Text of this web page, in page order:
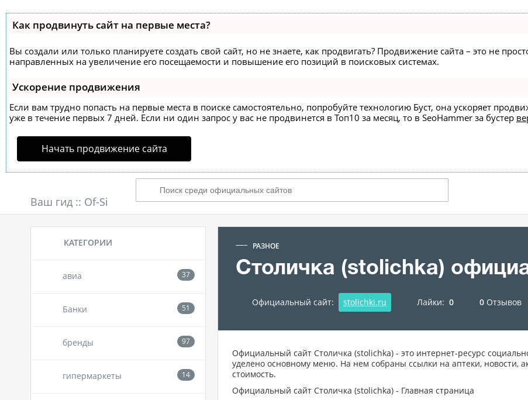
Как продвинуть сайт на первые места?
Вы создали или только планируете создать свой сайт, но не знаете, как продвигать? Продвижение сайта – это не
направленных на увеличение его посещаемости и повышение его позиций в поисковых системах.
Ускорение продвижения
Если вам трудно попасть на первые места в поиске самостоятельно, попробуйте технологию Буст, она ускоряет
уже в течение первых 7 дней. Если ни один запрос у вас не продвинется в Топ10 за месяц, то в SeoHammer за бустер
Начать продвижение сайта
Ваш гид :: Of-Si
КАТЕГОРИИ
авиа
Банки
бренды
гипермаркеты
РАЗНОЕ
Столичка (stolichka)
Официальный сайт: stolichki.ru Лайки: 0 0 Отзывов
Официальный сайт Столичка (stolichka) - это интернет-ресурс
уделено основному меню. На нем собраны ссылки на аптеки, новости,
стоимость.
Официальный сайт Столичка (stolichka) - Главная страница